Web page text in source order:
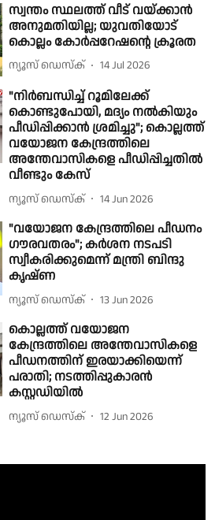
സ്വന്തം സ്ഥലത്ത് വീട് വയ്ക്കാൻ
അനുമതിയില്ല; യുവതിയോട്
കൊല്ലം കോർപ്പറേഷൻ്റെ ക്രൂരത
ന്യൂസ് ഡെസ്ക് 14 Jul 2026
"നിർബന്ധിച്ച് റൂമിലേക്ക്
കൊണ്ടുപോയി, മദ്യം നൽകിയും
പീഡിപ്പിക്കാൻ ശ്രമിച്ചു"; കൊല്ലത്ത്
വയോജന കേന്ദ്രത്തിലെ
അന്തേവാസികളെ പീഡിപ്പിച്ചതിൽ
വീണ്ടും കേസ്
ന്യൂസ് ഡെസ്ക് 14 Jun 2026
"വയോജന കേന്ദ്രത്തിലെ പീഡനം
ഗൗരവതരം"; കർശന നടപടി
സ്വീകരിക്കുമെന്ന് മന്ത്രി ബിന്ദു
കൃഷ്ണ
ന്യൂസ് ഡെസ്ക് 13 Jun 2026
കൊല്ലത്ത് വയോജന
കേന്ദ്രത്തിലെ അന്തേവാസികളെ
പീഡനത്തിന് ഇരയാക്കിയെന്ന്
പരാതി; നടത്തിപ്പുകാരൻ
കസ്റ്റഡിയിൽ
ന്യൂസ് ഡെസ്ക് 12 Jun 2026